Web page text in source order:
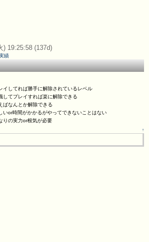
) 19:25:58 (137d)
績
れば勝手に解除されているレベル
レイすれば楽に解除できる
んとか解除できる
時間がかかるがやってできないことはない
の実力or根気が必要
↑